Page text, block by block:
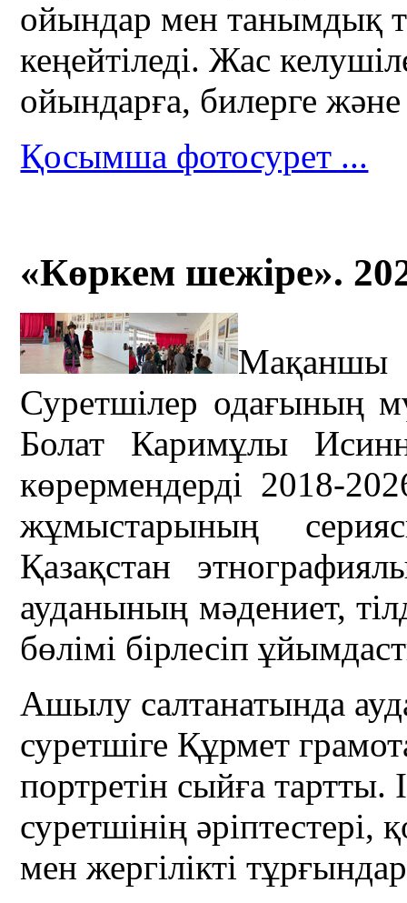
ойындар мен танымдық
кеңейтіледі. Жас
ойындарға, билерге
Қосымша фотосурет ...
«Көркем шежіре».
Мақаншы
Суретшілер одағының
Болат Каримұлы
көрермендерді 2018-
жұмыстарының
Қазақстан
ауданының мәдениет,
бөлімі бірлесіп
Ашылу салтанатында
суретшіге Құрмет
портретін сыйға тартты.
суретшінің
мен жергілікті